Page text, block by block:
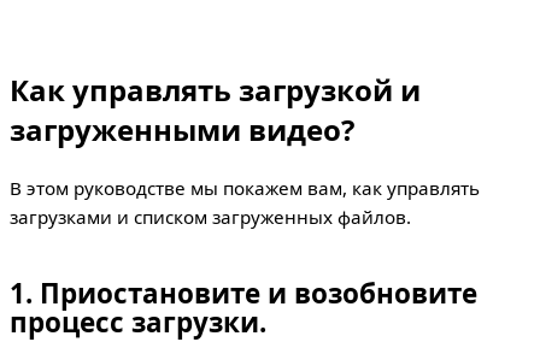
Как управлять загрузкой и
загруженными видео?
В этом руководстве мы покажем вам, как управлять
загрузками и списком загруженных файлов.
1. Приостановите и возобновите
процесс загрузки.